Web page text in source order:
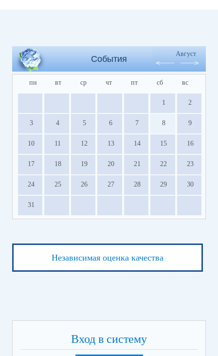
События
Август
пн вт ср чт пт сб вс
1 2
3 4 5 6 7 8 9
10 11 12 13 14 15 16
17 18 19 20 21 22 23
24 25 26 27 28 29 30
31
Независимая оценка качества
Вход в систему